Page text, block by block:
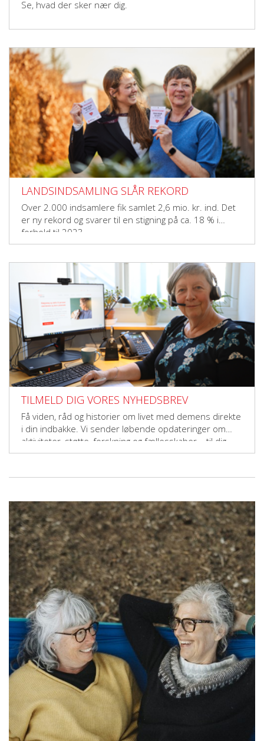
Se, hvad der sker nær dig.
LANDSINDSAMLING SLÅR REKORD
Over 2.000 indsamlere fik samlet 2,6 mio. kr. ind. Det
er ny rekord og svarer til en stigning på ca. 18 % i
forhold til 2023.
TILMELD DIG VORES NYHEDSBREV
Få viden, råd og historier om livet med demens direkte
i din indbakke. Vi sender løbende opdateringer om
aktiviteter, støtte, forskning og fællesskaber – til dig,
der vil gøre en forskel.